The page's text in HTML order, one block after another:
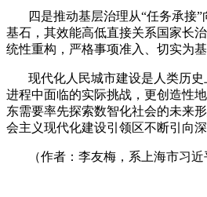
四是推动基层治理从“任务承接
基石，其效能高低直接关系国家长
统性重构，严格事项准入、切实为
现代化人民城市建设是人类历
进程中面临的实际挑战，更创造性
东需要率先探索数智化社会的未来
会主义现代化建设引领区不断引向深
（作者：李友梅，系上海市习